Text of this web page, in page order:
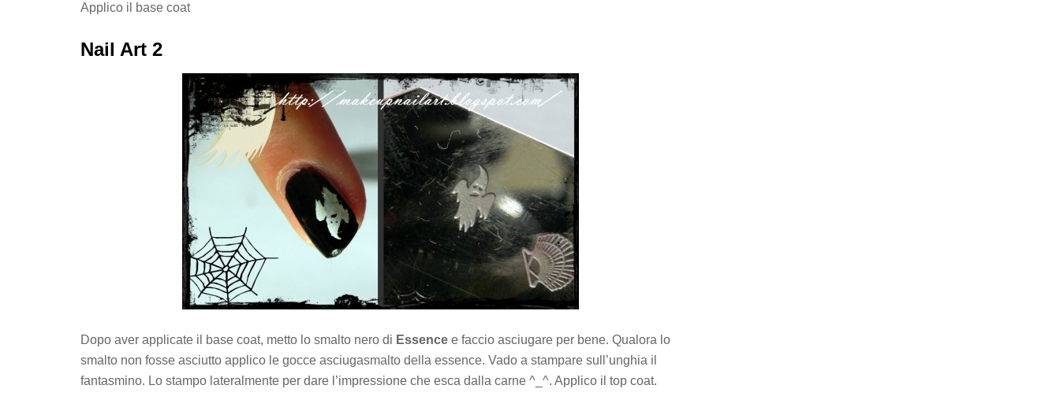
Applico il base coat
Nail Art 2
Dopo aver applicate il base coat, metto lo smalto nero di Essence e faccio asciugare per bene. Qualora lo
smalto non fosse asciutto applico le gocce asciugasmalto della essence. Vado a stampare sull’unghia il
fantasmino. Lo stampo lateralmente per dare l’impressione che esca dalla carne ^_^. Applico il top coat.